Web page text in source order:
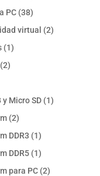
productos
PC 3838
productos
virtual 22
11
22
y Micro SD 11
22
productos
DDR3 11
producto
DDR5 11
producto
para PC 22